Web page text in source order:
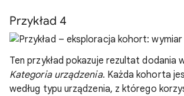
Przykład 4
Ten przykład pokazuje rezultat dodania
Kategoria urządzenia. Każda kohorta
według typu urządzenia, z którego